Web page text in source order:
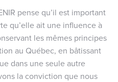
pense qu’il est important
qu’elle ait une influence à
les mêmes principes
au Québec, en bâtissant
dans une seule autre
la conviction que nous